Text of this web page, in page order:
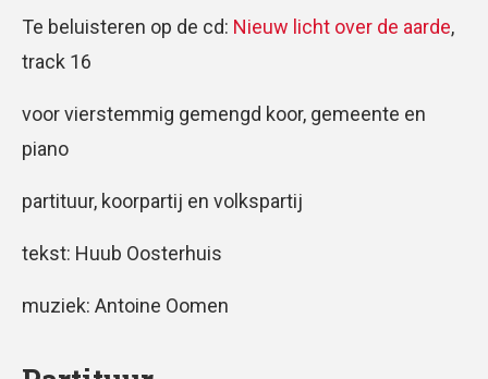
Te beluisteren op de cd: Nieuw licht over de aarde,
track 16
voor vierstemmig gemengd koor, gemeente en
piano
partituur, koorpartij en volkspartij
tekst: Huub Oosterhuis
muziek: Antoine Oomen